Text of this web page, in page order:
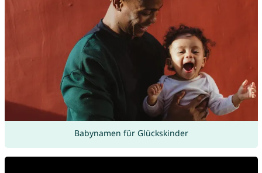
Babynamen für Glückskinder